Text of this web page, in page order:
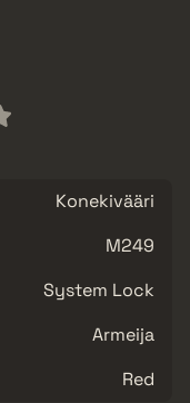
Konekivääri
M249
System Lock
Armeija
Red